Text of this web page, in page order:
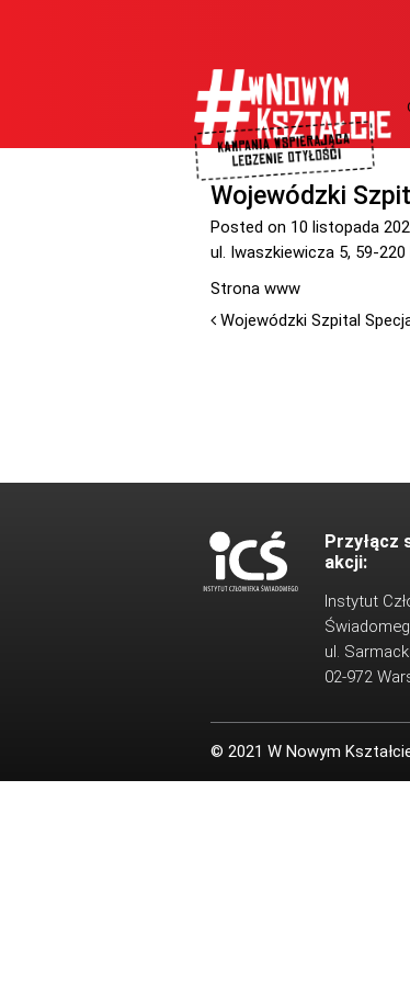
Wojewódzki
Posted on 10 listopada
ul. Iwaszkiewicza 5, 59-220
Strona www
Nawigacja po
Wojewódzki Szpital
Przyłącz
akcji:
Instytut
ul.
02-972
© 2021 W Nowym